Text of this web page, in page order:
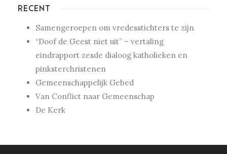
RECENT
Samengeroepen om vredesstichters te zijn
“Doof de Geest niet uit” – vertaling
eindrapport zesde dialoog katholieken en
pinksterchristenen
Gemeenschappelijk Gebed
Van Conflict naar Gemeenschap
De Kerk